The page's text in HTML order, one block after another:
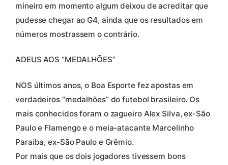
mineiro em momento algum deixou de acreditar que
pudesse chegar ao G4, ainda que os resultados em
números mostrassem o contrário.
ADEUS AOS “MEDALHÕES”
NOS últimos anos, o Boa Esporte fez apostas em
verdadeiros “medalhões” do futebol brasileiro. Os
mais conhecidos foram o zagueiro Alex Silva, ex-São
Paulo e Flamengo e o meia-atacante Marcelinho
Paraíba, ex-São Paulo e Grêmio.
Por mais que os dois jogadores tivessem bons